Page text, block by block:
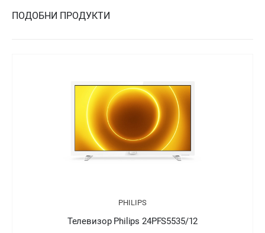
ПОДОБНИ ПРОДУКТИ
PHILIPS
Телевизор Philips 24PFT5505/05